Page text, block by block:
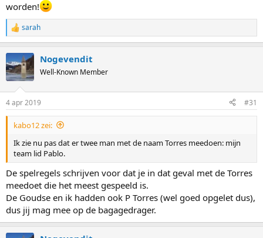
worden!
R
e
c
t
i
s
:
sarah
Nogevendit
Well-Known Member
4 apr 2019 #31
kabo12 zei:
Ik zie nu pas dat er twee man met de naam Torres meedoen: mijn
team lid Pablo.
De spelregels schrijven voor dat je in dat geval met de Torres
meedoet die het meest gespeeld is.
De Goudse en ik hadden ook P Torres (wel goed opgelet dus),
dus jij mag mee op de bagagedrager.